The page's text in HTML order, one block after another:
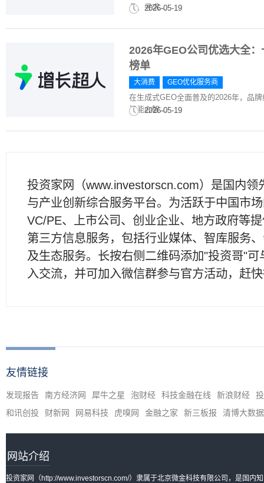
品、寻求...
2026-05-19
2026年GEO公司优选大全
榜单
大消费 GEO优化服务商
在生成式GEO全面普及的2026年，品
智能心智...
2026-05-19
投资家网（www.investorscn.com）是国内领
与产业创新综合服务平台。为活跃于中国市
VC/PE、上市公司、创业企业、地方政府等
第三方信息服务，包括行业媒体、智库服务
及生态服务。长按右侧二维码添加"投资哥"可
入交流，并可加入微信群参与官方活动，赶
友情链接
发现报告 南方经济网 犀牛之星 泡财经 科技金融在线 新浪财经
和讯创投
财新网 网易科技 虎嗅网 金融之家 新三板报 清博大数据
网站介绍
投资家网（http://www.investorscn.com/）隶属于北京微金科技有限公司，是国内